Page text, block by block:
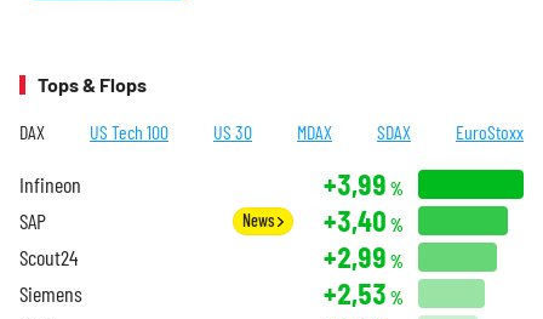
Tops & Flops
DAX US Tech 100 US 30 MDAX SDAX EuroStoxx
Infineon +3,99 %
SAP News +3,40 %
Scout24 +2,99 %
Siemens +2,53 %